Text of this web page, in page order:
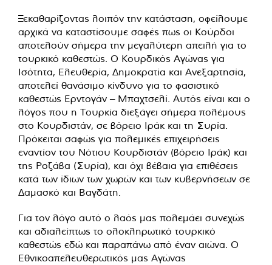
Ξεκαθαρίζοντας λοιπόν την κατάσταση, οφείλουμε
αρχικά να καταστίσουμε σαφές πως οι Κούρδοι
αποτελούν σήμερα την μεγαλύτερη απειλή για το
τουρκικό καθεστώς. Ο Κουρδικός Αγώνας για
Ισότητα, Ελευθερία, Δημοκρατία και Ανεξαρτησία,
αποτελεί θανάσιμο κίνδυνο για το φασιστικό
καθεστώς Ερντογάν – Μπαχτσελί. Αυτός είναι και ο
λόγος που η Τουρκία διεξάγει σήμερα πολέμους
στο Κουρδιστάν, σε βόρειο Ιράκ και τη Συρία.
Πρόκειται σαφώς για πολεμικές επιχειρήσεις
εναντίον του Νότιου Κουρδιστάν (βόρειο Ιράκ) και
της Ροζάβα (Συρία), και όχι βέβαια για επιθέσεις
κατά των ίδιων των χωρών και των κυβερνήσεων σε
Δαμασκό και Βαγδάτη.
Για τον λόγο αυτό ο λαός μας πολεμάει συνεχώς
και αδιαλείπτως το ολοκληρωτικό τουρκικό
καθεστώς εδώ και παραπάνω από έναν αιώνα. Ο
Εθνικοαπελευθερωτικός μας Αγώνας